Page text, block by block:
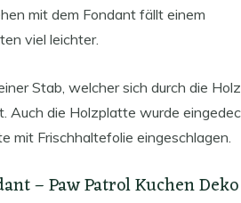
mit dem Fondant fällt einem
viel leichter.
Stab, welcher sich durch die
Auch die Holzplatte wurde
mit Frischhaltefolie eingeschlagen.
– Paw Patrol Kuchen Deko